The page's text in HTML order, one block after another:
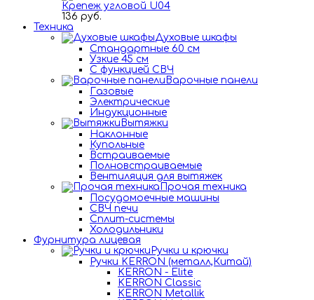
Крепеж угловой U04
136 руб.
Техника
Духовые шкафы
Стандартные 60 см
Узкие 45 см
С функцией СВЧ
Варочные панели
Газовые
Электрические
Индукционные
Вытяжки
Наклонные
Купольные
Встраиваемые
Полновстраиваемые
Вентиляция для вытяжек
Прочая техника
Посудомоечные машины
СВЧ печи
Сплит-системы
Холодильники
Фурнитура лицевая
Ручки и крючки
Ручки KERRON (металл,Китай)
KERRON - Elite
KERRON Classic
KERRON Metallik